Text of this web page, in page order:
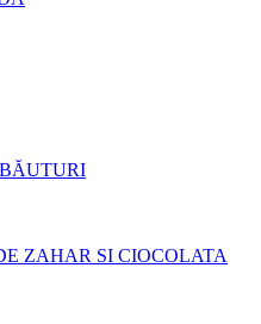
ZAHAR SI CIOCOLATA